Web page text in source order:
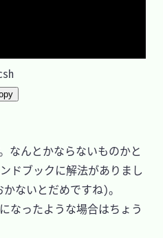
なんとかならないものかと
ドブックに解法がありまし
ないとだめですね)。
なったような場合はちょう